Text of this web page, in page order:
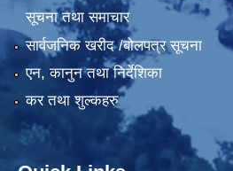
सूचना तथा समाचार
सार्वजनिक खरीद /बोलपत्र सूचना
एन, कानुन तथा निर्देशिका
कर तथा शुल्कहरु